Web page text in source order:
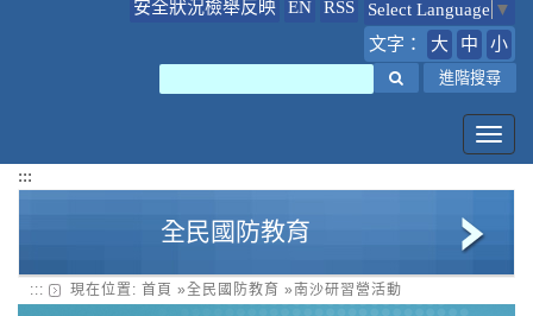
安全狀況檢舉反映
EN RSS Select Language ▼
文字：
大 中 小
進階搜尋
:::
全民國防教育
全民國防教育簡介
::: 現在位置: 首頁 »全民國防教育 »南沙研習營活動